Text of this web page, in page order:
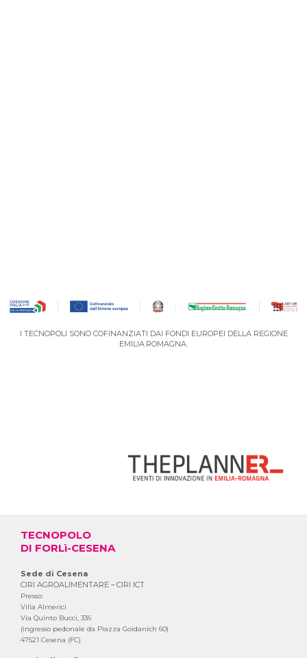
I TECNOPOLI SONO COFINANZIATI DAI FONDI EUROPEI DELLA REGIONE
EMILIA.ROMAGNA.
TECNOPOLO
DI FORLì-CESENA
Sede di Cesena
CIRI AGROALIMENTARE – CIRI ICT
Presso:
Villa Almerici
Via Quinto Bucci, 336
(ingresso pedonale da Piazza Goidanich 60)
47521 Cesena (FC)